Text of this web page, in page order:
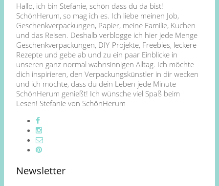
Hallo, ich bin Stefanie, schön dass du da bist!
SchönHerum, so mag ich es. Ich liebe meinen Job,
Geschenkverpackungen, Papier, meine Familie, Kuchen
und das Reisen. Deshalb verblogge ich hier jede Menge
Geschenkverpackungen, DIY-Projekte, Freebies, leckere
Rezepte und gebe ab und zu ein paar Einblicke in
unseren ganz normal wahnsinnigen Alltag. Ich möchte
dich inspirieren, den Verpackungskünstler in dir wecken
und ich möchte, dass du dein Leben jede Minute
SchönHerum genießt! Ich wünsche viel Spaß beim
Lesen! Stefanie von SchönHerum
Newsletter